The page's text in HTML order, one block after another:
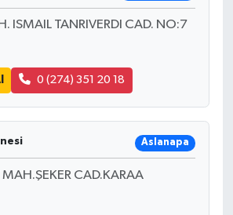
ISMAIL TANRIVERDI CAD. NO:7
0 (274) 351 20 18
Aslanapa
CAD.KARAA